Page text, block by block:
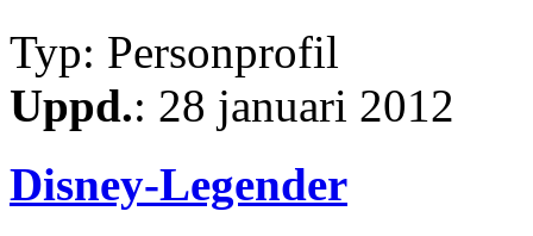
Typ: Personprofil
Uppd.: 28 januari 2012
Disney-Legender